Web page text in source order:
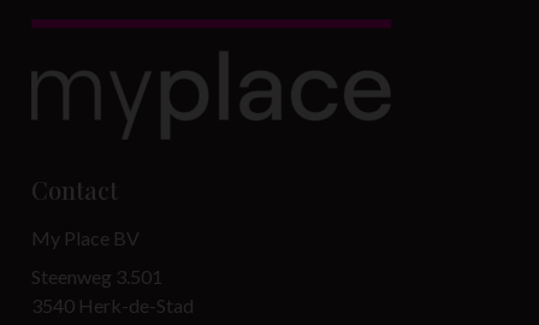
Contact
My Place BV
Steenweg 3.501
3540 Herk-de-Stad